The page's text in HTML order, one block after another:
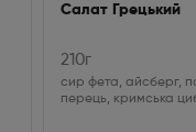
Салат Грецький
210г
сир фета, айсберг,
перець, кримська